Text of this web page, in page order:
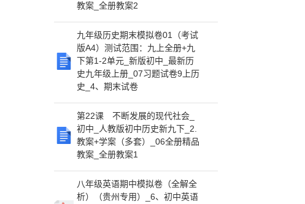
教案_全册教案2
九年级历史期末模拟卷01（考试
版A4）测试范围：九上全册+九
下第1-2单元_新版初中_最新历
史九年级上册_07习题试卷9上历
史_4、期末试卷
第22课 不断发展的现代社会_
初中_人教版初中历史新九下_2.
教案+学案（多套）_06全册精品
教案_全册教案1
八年级英语期中模拟卷（全解全
析）（贵州专用）_6、初中英语